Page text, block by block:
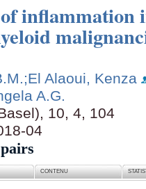
inflammation
;El Alaoui, Kenza
A.G.
10, 4, 104
04
CONTENU